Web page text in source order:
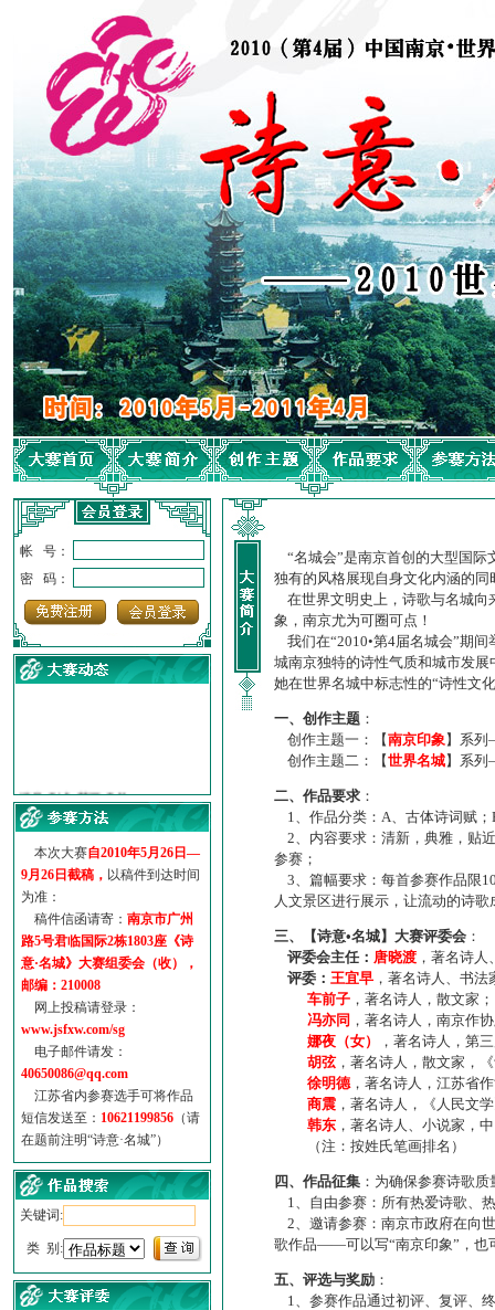
帐 号：
密 码：
·【诗意·名城】地铁展示作...
诗意名城·地铁时间
地铁完美呈现【诗意·名城...
参赛作品多达5000多首
“诗意·名城”晒诗会
特别通知--致广大诗词爱好...
本次大赛自2010年5月26日—
9月26日截稿， 以稿件到达时间
为准：
稿件信函请寄： 南京市广州
路5号君临国际2栋1803座《诗
意·名城》大赛组委会（收），
邮编：210008
网上投稿请登录：
www.jsfxw.com/sg
电子邮件请发：
40650086@qq.com
江苏省内参赛选手可将作品
短信发送至： 10621199856 （请
在题前注明“诗意·名城”）
关键词:
类 别:
“名城会”是南京首创的大型国际
独有的风格展现自身文化内涵的
在世界文明史上，诗歌与名城向
象，南京尤为可圈可点！
我们在“2010•第4届名城会”期
城南京独特的诗性气质和城市发
她在世界名城中标志性的“诗性文
一、创作主题 ：
创作主题一：【南京印象】系
创作主题二：【世界名城】系
二、作品要求 ：
1、作品分类：A、古体诗词赋；
2、内容要求：清新，典雅，贴
参赛；
3、篇幅要求：每首参赛作品限
人文景区进行展示，让流动的诗
三、【诗意•名城】大赛评委会 ：
评委会主任： 唐晓渡 ，著名诗
评委： 王宜早 ，著名诗人、书
车前子 ，著名诗人，散文家；
冯亦同 ，著名诗人，南京作
娜夜（女）
，著名诗人，第
胡弦，著名诗人，散文家，
徐明德，著名诗人，江苏省
商震 ，著名诗人，《人民文
韩东 ，著名诗人、小说家，
（注：按姓氏笔画排名）
四、作品征集 ：为确保参赛诗歌
1、自由参赛：所有热爱诗歌、
2、邀请参赛：南京市政府在向
歌作品——可以写“南京印象”，也
五、评选与奖励 ：
1、参赛作品通过初评、复评、